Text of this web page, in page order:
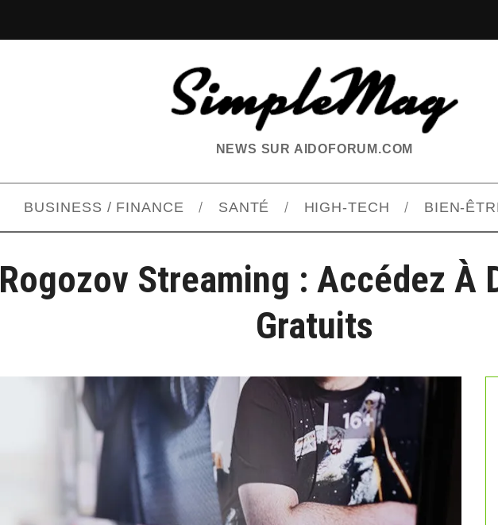
NEWS SUR AIDOFORUM.COM
BUSINESS / FINANCE SANTÉ HIGH-TECH BIEN-
Rogozov Streaming : Accédez À
Gratuits